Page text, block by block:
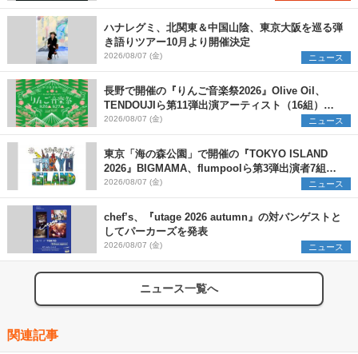
ハナレグミ、北関東＆中国山陰、東京大阪を巡る弾
き語りツアー10月より開催決定
2026/08/07 (金) ニュース
長野で開催の『りんご音楽祭2026』Olive Oil、
TENDOUJIら第11弾出演アーティスト（16組）を
発表
2026/08/07 (金) ニュース
東京「海の森公園」で開催の『TOKYO ISLAND
2026』BIGMAMA、flumpoolら第3弾出演者7組を
発表 ワークショップ・アート出展者を募集
2026/08/07 (金) ニュース
chef’s、『utage 2026 autumn』の対バンゲストと
してパーカーズを発表
2026/08/07 (金) ニュース
ニュース一覧へ
関連記事